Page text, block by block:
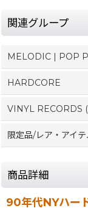
関連グループ
MELODIC | POP
HARDCORE
VINYL RECORDS
限定品/レア・アイテ
商品詳細
90年代NYハー